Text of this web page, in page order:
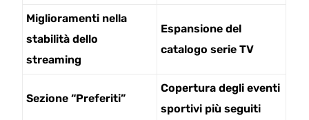
Miglioramenti nella
stabilità dello
streaming
Espansione del
catalogo serie TV
Sezione “Preferiti”
Copertura degli eventi
sportivi più seguiti